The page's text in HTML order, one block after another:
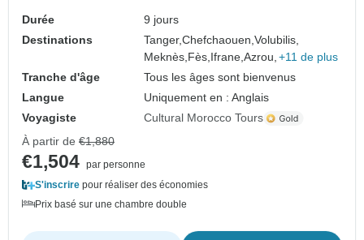
Durée
9 jours
Destinations
Tanger,Chefchaouen,Volubilis,
Meknès,Fès,Ifrane,Azrou, +11 de plus
Tranche d'âge
Tous les âges sont bienvenus
Langue
Uniquement en : Anglais
Voyagiste
Cultural Morocco Tours
À partir de €1,880
€1,504 par personne
S'inscrire pour réaliser des économies
Prix basé sur une chambre double